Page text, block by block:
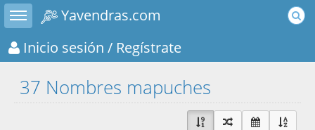
Toggle sidebar
Yavendras.com
Inicio sesión / Regístrate
37 Nombres mapuches